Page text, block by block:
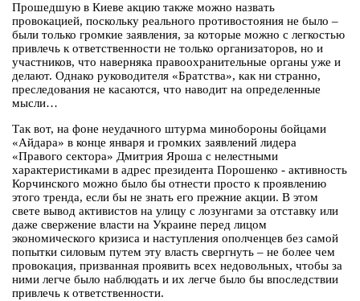
Прошедшую в Киеве акцию также можно назвать
провокацией, поскольку реального противостояния не было –
были только громкие заявления, за которые можно с легкостью
привлечь к ответственности не только организаторов, но и
участников, что наверняка правоохранительные органы уже и
делают. Однако руководителя «Братства», как ни странно,
преследования не касаются, что наводит на определенные
мысли…
Так вот, на фоне неудачного штурма минобороны бойцами
«Айдара» в конце января и громких заявлений лидера
«Правого сектора» Дмитрия Яроша с нелестными
характеристиками в адрес президента Порошенко - активность
Корчинского можно было бы отнести просто к проявлению
этого тренда, если бы не знать его прежние акции. В этом
свете вывод активистов на улицу с лозунгами за отставку или
даже свержение власти на Украине перед лицом
экономического кризиса и наступления ополченцев без самой
попытки силовым путем эту власть свергнуть – не более чем
провокация, призванная проявить всех недовольных, чтобы за
ними легче было наблюдать и их легче было бы впоследствии
привлечь к ответственности.